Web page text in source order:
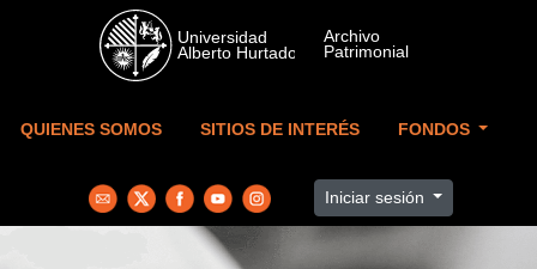
Skip to main content
QUIENES SOMOS SITIOS DE INTERÉS FONDOS
Iniciar sesión